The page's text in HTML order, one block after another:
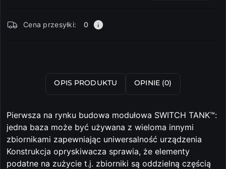
i
Cena przesyłki: 0
OPIS PRODUKTU OPINIE (0)
Pierwsza na rynku budowa modułowa SWITCH TANK™:
jedna baza może być używana z wieloma innymi
zbiornikami zapewniając uniwersalność urządzenia
Konstrukcja opryskiwacza sprawia, że elementy
podatne na zużycie t.j. zbiorniki są oddzielną częścią